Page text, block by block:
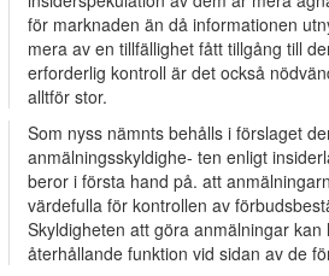
för marknaden än då informationen
mera av en tillfällighet fått tillgång till
erforderlig kontroll är det också
alltför stor.
Som nyss nämnts behålls i förslaget
anmälningsskyldighe- ten enligt
beror i första hand på. att
värdefulla för kontrollen av
Skyldigheten att göra anmälningar kan
återhållande funktion vid sidan av de